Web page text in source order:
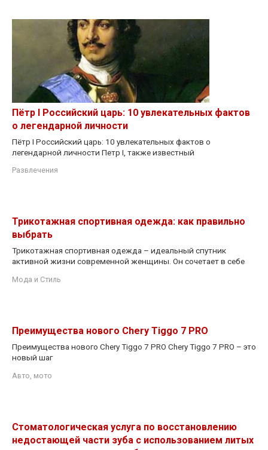
Пётр I Российский царь: 10 увлекательных фактов
о легендарной личности
Пётр I Российский царь: 10 увлекательных фактов о
легендарной личности Петр I, также известный
Развлечения
Трикотажная спортивная одежда: как правильно
выбрать
Трикотажная спортивная одежда – идеальный спутник
активной жизни современной женщины. Он сочетает в себе
Мода и Стиль
Преимущества нового Chery Tiggo 7 PRO
Преимущества нового Chery Tiggo 7 PRO Chery Tiggo 7 PRO – это
новый шаг
Авто, мото
Стоматологическая услуга по восстановлению
недостающей части зуба с использованием литых